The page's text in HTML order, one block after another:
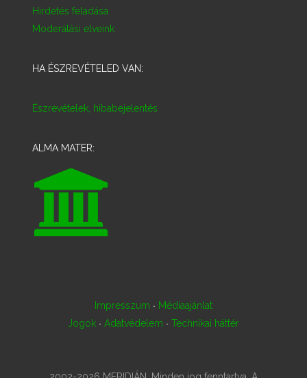
Hirdetés feladása
Moderálási elveink
HA ÉSZREVÉTELED VAN:
Észrevételek, hibabejelentés
ALMA MATER:
Impresszum · Médiaajánlat
Jogok · Adatvédelem · Technikai háttér